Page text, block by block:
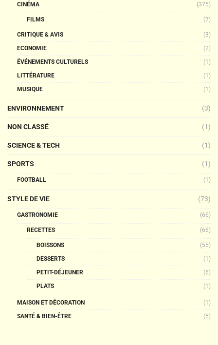
CINÉMA (375)
FILMS (7)
CRITIQUE & AVIS
(3)
ECONOMIE
(2)
ÉVÉNEMENTS CULTURELS
(1)
LITTÉRATURE
(1)
MUSIQUE
(1)
ENVIRONNEMENT (3)
NON CLASSÉ (1)
SCIENCE & TECH (1)
SPORTS (1)
FOOTBALL (1)
STYLE DE VIE (73)
GASTRONOMIE (66)
RECETTES (66)
BOISSONS
(55)
DESSERTS
(1)
PETIT-DÉJEUNER
(6)
PLATS
(1)
MAISON ET DÉCORATION
(1)
SANTÉ & BIEN-ÊTRE
(5)